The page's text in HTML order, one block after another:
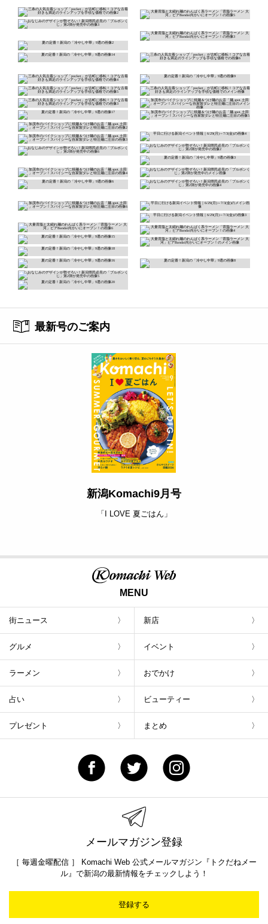
最新号のご案内
新潟Komachi9月号
「I LOVE 夏ごはん」
MENU
街ニュース 新店
グルメ イベント
ラーメン おでかけ
占い ビューティー
プレゼント まとめ
メールマガジン登録
［ 毎週金曜配信 ］ Komachi Web 公式メールマガジン『トクだねメー
ル』で新潟の最新情報をチェックしよう！
登録する